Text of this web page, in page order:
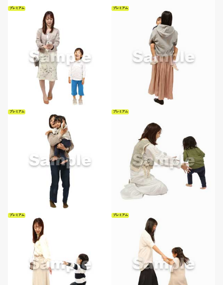
プレミアム プレミアム
プレミアム プレミアム
プレミアム プレミアム